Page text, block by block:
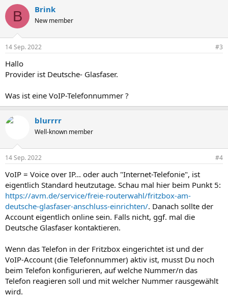
B Brink
New member
14 Sep. 2022 #3
Hallo
Provider ist Deutsche- Glasfaser.
Was ist eine VoIP-Telefonnummer ?
blurrrr
Well-known member
14 Sep. 2022 #4
VoIP = Voice over IP... oder auch "Internet-Telefonie", ist
eigentlich Standard heutzutage. Schau mal hier beim Punkt 5:
https://avm.de/service/freie-routerwahl/fritzbox-am-
deutsche-glasfaser-anschluss-einrichten/. Danach sollte der
Account eigentlich online sein. Falls nicht, ggf. mal die
Deutsche Glasfaser kontaktieren.
Wenn das Telefon in der Fritzbox eingerichtet ist und der
VoIP-Account (die Telefonnummer) aktiv ist, musst Du noch
beim Telefon konfigurieren, auf welche Nummer/n das
Telefon reagieren soll und mit welcher Nummer rausgewählt
wird.